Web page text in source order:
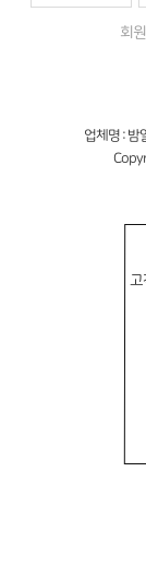
회
업체명 :
고